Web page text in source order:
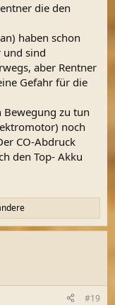
die den
haben schon
und sind
aber Rentner
Gefahr für die
Bewegung zu tun
noch
CO-Abdruck
den Top- Akku
#19